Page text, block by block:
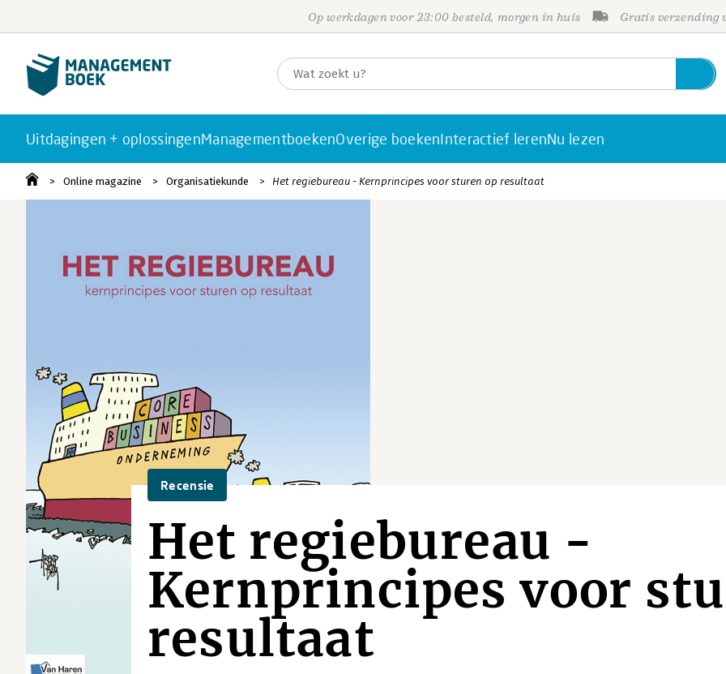
Op werkdagen voor 23:00 besteld, morgen in huis Gratis verzending
Uitdagingen + oplossingenManagementboekenOverige boekenInteractief lerenNu lezen
Online magazine Organisatiekunde Het regiebureau - Kernprincipes voor sturen op resultaat
Recensie
Het regiebureau -
Kernprincipes voor
resultaat